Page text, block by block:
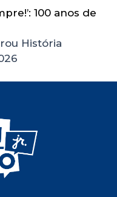
100 anos de
História